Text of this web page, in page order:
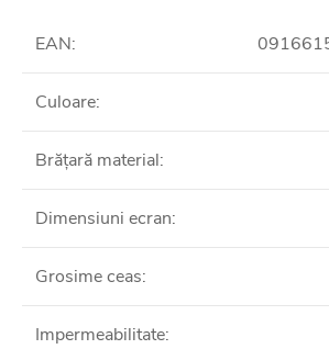
EAN:
Culoare:
Brățară material:
Dimensiuni ecran:
Grosime ceas:
Impermeabilitate: